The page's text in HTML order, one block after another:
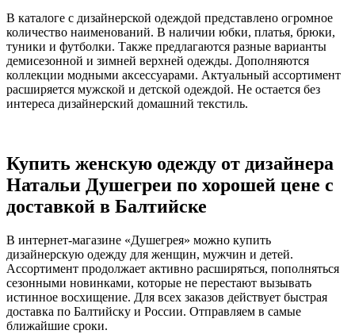
В каталоге с дизайнерской одеждой представлено огромное
количество наименований. В наличии юбки, платья, брюки,
туники и футболки. Также предлагаются разные варианты
демисезонной и зимней верхней одежды. Дополняются
коллекции модными аксессуарами. Актуальный ассортимент
расширяется мужской и детской одеждой. Не остается без
интереса дизайнерский домашний текстиль.
Купить женскую одежду от дизайнера
Натальи Душегреи по хорошей цене с
доставкой в Балтийске
В интернет-магазине «Душегрея» можно купить
дизайнерскую одежду для женщин, мужчин и детей.
Ассортимент продолжает активно расширяться, пополняться
сезонными новинками, которые не перестают вызывать
истинное восхищение. Для всех заказов действует быстрая
доставка по Балтийску и России. Отправляем в самые
ближайшие сроки.